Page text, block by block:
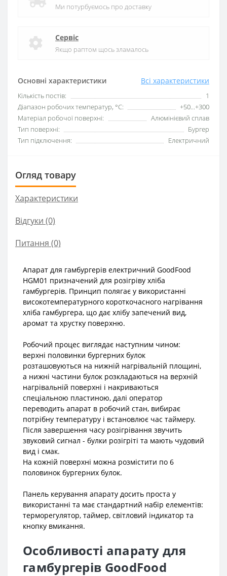
Основні характеристики Всі характеристики
Кількість постів:
1
Діапазон робочих температур, °C:
+50...+300
Матеріал робочої поверхні:
Алюмінієвий сплав
Тип поверхні:
Бургер
Тип підключення:
Електричний
Ми потурбуємось про доставку
Сервіс
Якщо раптом щось зламалось
Огляд товару
Характеристики
Відгуки (0)
Питання (0)
Апарат для гамбургерів електричний GoodFood
HGM01 призначений для розігріву хліба
гамбургерів. Принцип полягає у використанні
високотемпературного короткочасного нагрівання
хліба гамбургера, що дає хлібу запечений вид,
аромат та хрустку поверхню.
Робочий процес виглядає наступним чином:
верхні половинки бургерних булок
розташовуються на нижній нагрівальній площині,
а нижні частини булок розкладаються на верхній
нагрівальній поверхні і накриваються
спеціальною пластиною, далі оператор
переводить апарат в робочий стан, вибирає
потрібну температуру і встановлює час таймеру.
Після завершення часу розігрівання звучить
звуковий сигнал - булки розігріті та мають чудовий
вид і смак.
На кожній поверхні можна розмістити по 6
половинок бургерних булок.
Панель керування апарату досить проста у
використанні та має стандартний набір елементів:
терморегулятор, таймер, світловий індикатор та
кнопку вмикання.
Особливості апарату для
гамбургерів GoodFood